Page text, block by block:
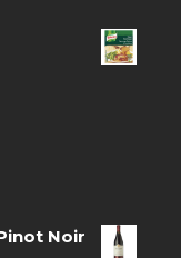
Noir